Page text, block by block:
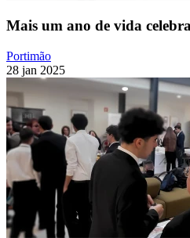
Mais um ano de vida
Portimão
28 jan 2025